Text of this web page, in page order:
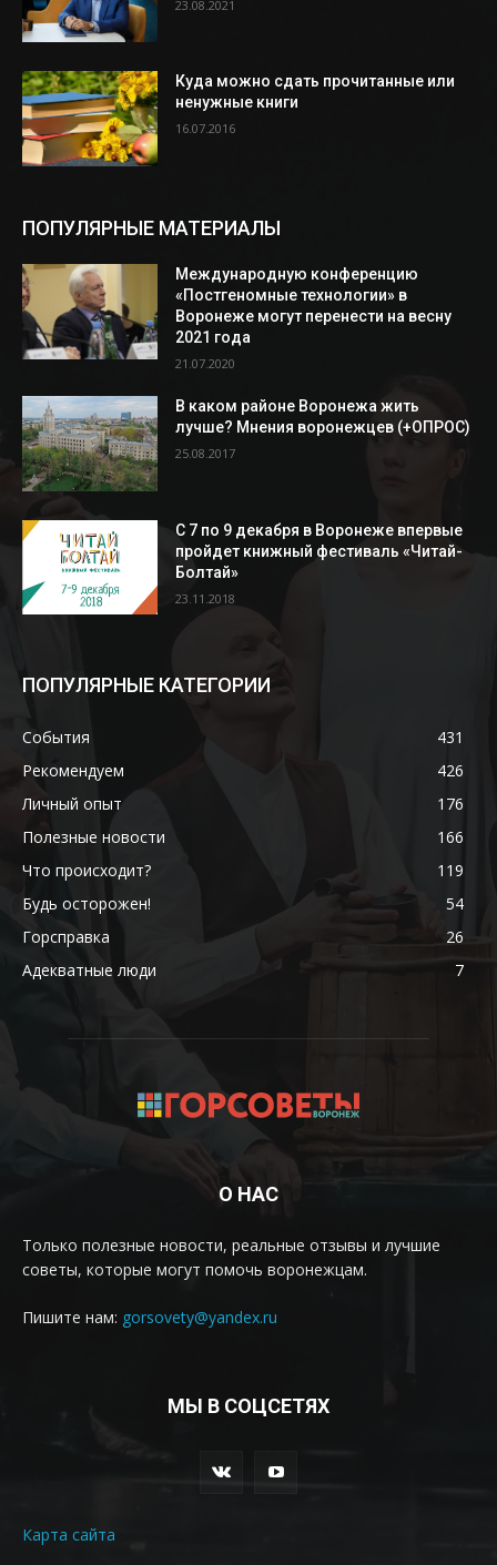
23.08.2021
Куда можно сдать прочитанные или
ненужные книги
16.07.2016
ПОПУЛЯРНЫЕ МАТЕРИАЛЫ
Международную конференцию
«Постгеномные технологии» в
Воронеже могут перенести на весну
2021 года
21.07.2020
В каком районе Воронежа жить
лучше? Мнения воронежцев (+ОПРОС)
25.08.2017
С 7 по 9 декабря в Воронеже впервые
пройдет книжный фестиваль «Читай-
Болтай»
23.11.2018
ПОПУЛЯРНЫЕ КАТЕГОРИИ
События
431
Рекомендуем
426
Личный опыт
176
Полезные новости
166
Что происходит?
119
Будь осторожен!
54
Горсправка
26
Адекватные люди
7
О НАС
Только полезные новости, реальные отзывы и лучшие
советы, которые могут помочь воронежцам.
Пишите нам: gorsovety@yandex.ru
МЫ В СОЦСЕТЯХ
Карта сайта